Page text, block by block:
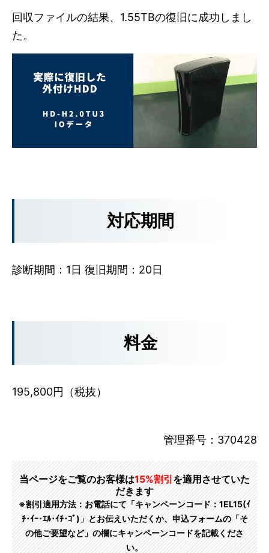
回収ファイルの結果、1.55TBの復旧に成功しまし
た。
対応期間
診断期間：1日 復旧期間：20日
料金
195,800円（税抜）
管理番号：370428
当ページをご覧のお客様は15%割引 を適用させていた
だきます
※割引適用方法：お電話にて「キャンペーンコード：1EL15(ｲ
ﾁ･ｲｰ･ｴﾙ･ｲﾁ･ｺﾞ)」とお伝えいただくか、申込フォームの「そ
の他ご要望など」の欄にキャンペーンコードを記載くださ
い。